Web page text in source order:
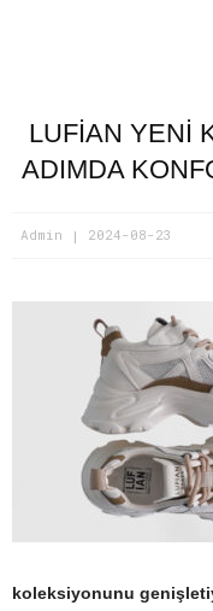
LUFIAN YENI
ADIMDA
Admin 2024-08-23
koleksiyonunu